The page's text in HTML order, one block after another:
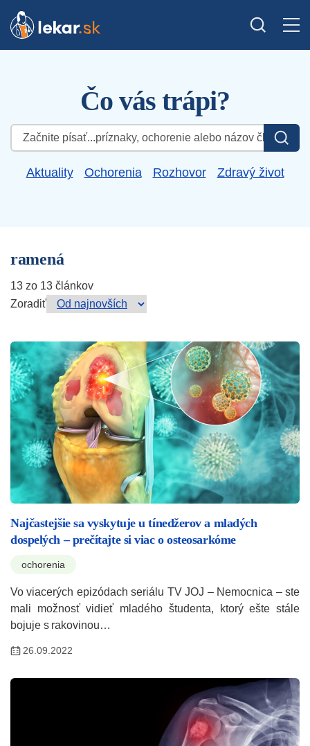
Čo vás trápi?
Hľadať:
Aktuality Ochorenia Rozhovor Zdravý život
ramená
13 zo 13 článkov
Zoradiť
Najčastejšie sa vyskytuje u tínedžerov a mladých
dospelých – prečítajte si viac o osteosarkóme
ochorenia
Vo viacerých epizódach seriálu TV JOJ – Nemocnica – ste
mali možnosť vidieť mladého študenta, ktorý ešte stále
bojuje s rakovinou…
26.09.2022